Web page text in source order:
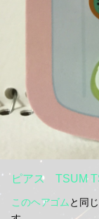
ピアス TSUM
このヘアゴム と同